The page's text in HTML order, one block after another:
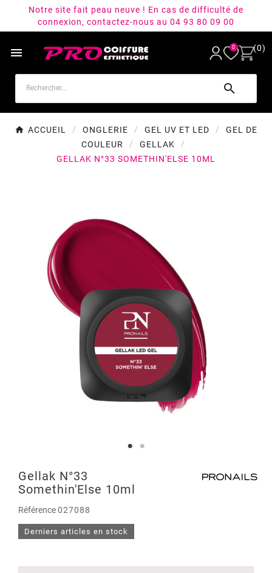
Notre site fait peau neuve ! En cas de difficulté de
connexion, contactez-nous au 04 93 80 09 00
 0 (0)

ACCUEIL ONGLERIE GEL UV ET LED
GEL DE
COULEUR
GELLAK
GELLAK N°33 SOMETHIN'ELSE 10ML
Gellak N°33
Somethin'Else 10ml
Référence027088
Derniers articles en stock